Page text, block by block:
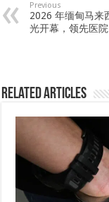
Previous
2026 年缅甸马来
光开幕，领先医院
Related Articles